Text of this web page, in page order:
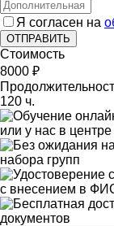
Я согласен на
ОТПРАВИТЬ
Стоимость
8000 ₽
120 ч.
или у нас в центре
набора групп
с внесением в
документов